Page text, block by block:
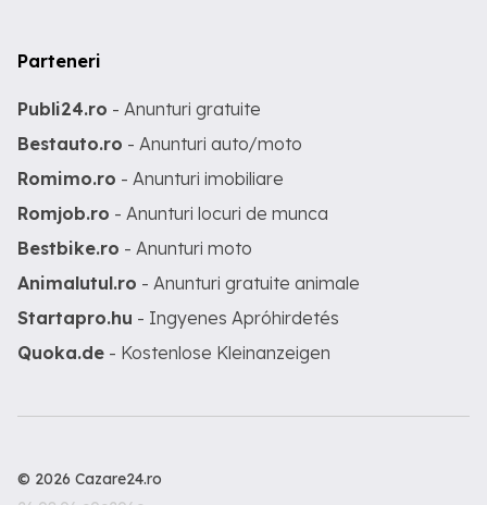
Parteneri
Publi24.ro - Anunturi gratuite
Bestauto.ro - Anunturi auto/moto
Romimo.ro - Anunturi imobiliare
Romjob.ro - Anunturi locuri de munca
Bestbike.ro - Anunturi moto
Animalutul.ro - Anunturi gratuite animale
Startapro.hu - Ingyenes Apróhirdetés
Quoka.de - Kostenlose Kleinanzeigen
© 2026 Cazare24.ro